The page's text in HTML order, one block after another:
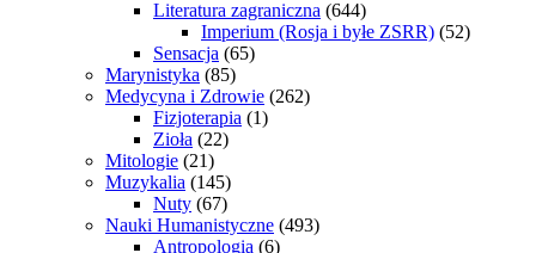
Literatura zagraniczna (644)
Imperium (Rosja i byłe ZSRR) (52)
Sensacja (65)
Marynistyka (85)
Medycyna i Zdrowie (262)
Fizjoterapia (1)
Zioła (22)
Mitologie (21)
Muzykalia (145)
Nuty (67)
Nauki Humanistyczne (493)
Antropologia (6)